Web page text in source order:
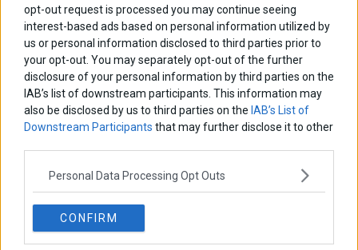
opt-out request is processed you may continue seeing
interest-based ads based on personal information utilized by
us or personal information disclosed to third parties prior to
your opt-out. You may separately opt-out of the further
disclosure of your personal information by third parties on the
IAB’s list of downstream participants. This information may
also be disclosed by us to third parties on the IAB’s List of
Downstream Participants that may further disclose it to other
Personal Data Processing Opt Outs
CONFIRM
Εύη Φραγκάκη
Η αληθινή παιδεία ξεκινά από την ψυχή…
Σταματίνα Σταματάκου
Η βία κατά των ζώων δεν αντέχει βολικές ερμηνείες
Δημήτρης Καμπουράκης
Από την αποθέωση στην καταγγελία: Η Ελλάδα πάντα
ψάχνει τον επόμενο Μεσσία